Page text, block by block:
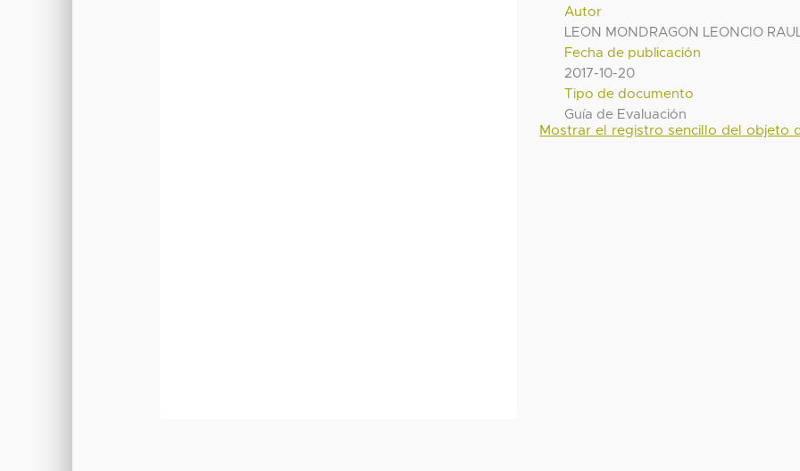
Autor
LEON MONDRAGON LEONCIO
Fecha de publicación
2017-10-20
Tipo de documento
Guía de Evaluación
Mostrar el registro sencillo del objeto